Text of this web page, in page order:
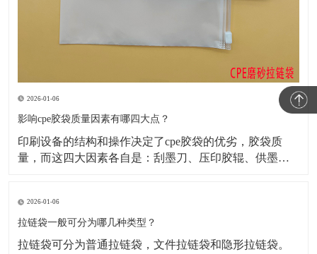
2026-01-06
影响cpe胶袋质量因素有哪四大点？
​印刷设备的结构和操作决定了cpe胶袋的优劣，胶袋质
量，而这四大因素各自是：刮墨刀、压印胶辊、供墨系
要的墨刮干净，不出現挂脏、跑墨(跑色)、刀线，就务必
将刮板按置的硬度、高度、角度做适合的调整放置
2026-01-06
拉链袋一般可分为哪几种类型？
​拉链袋可分为普通拉链袋，文件拉链袋和隐形拉链袋。